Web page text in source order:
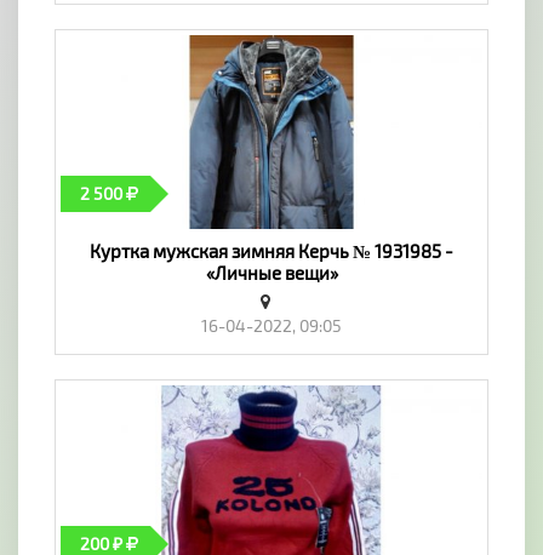
2 500
Куртка мужская зимняя Керчь № 1931985 -
«Личные вещи»
16-04-2022, 09:05
200 ₽